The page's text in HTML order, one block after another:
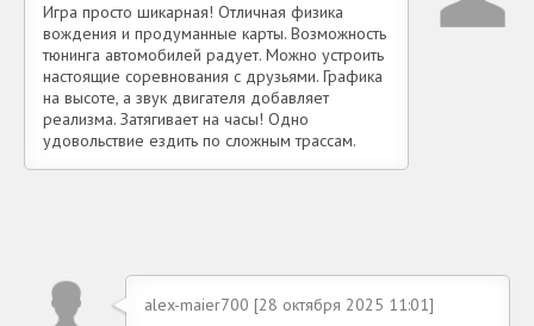
Игра просто шикарная! Отличная физика
вождения и продуманные карты. Возможность
тюнинга автомобилей радует. Можно устроить
настоящие соревнования с друзьями. Графика
на высоте, а звук двигателя добавляет
реализма. Затягивает на часы! Одно
удовольствие ездить по сложным трассам.
alex-maier700 [28 октября 2025 11:01]